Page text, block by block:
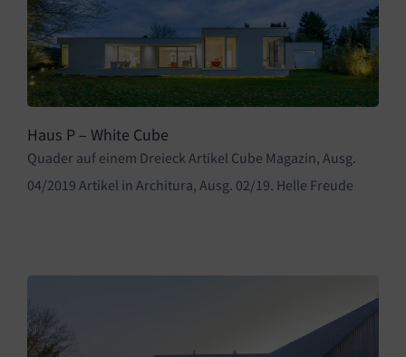
Haus P – White Cube
Quader auf einem Dreieck Artikel Cube Magazin, Ausg.
04/2019 Artikel in Architura, Ausg. 02/19. Helle Freude